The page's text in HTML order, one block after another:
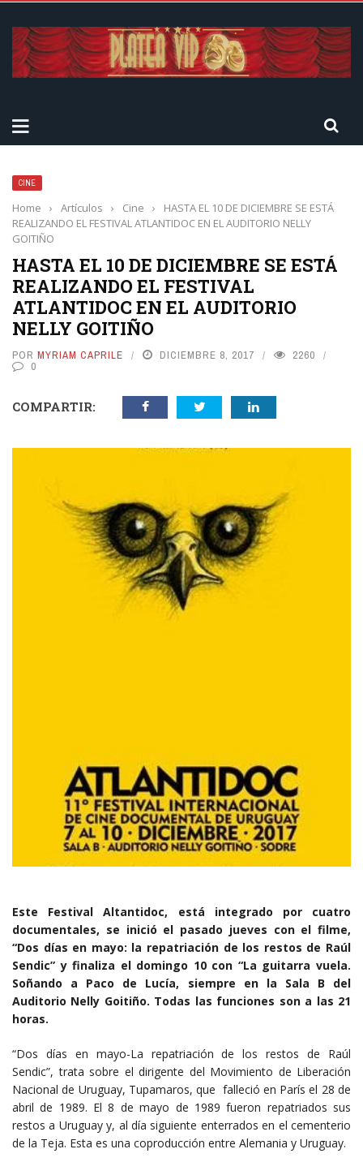
CINE
Home › Artículos › Cine ›
HASTA EL 10 DE DICIEMBRE SE ESTÁ
REALIZANDO EL FESTIVAL ATLANTIDOC EN EL AUDITORIO NELLY
GOITIÑO
HASTA EL 10 DE DICIEMBRE SE ESTÁ
REALIZANDO EL FESTIVAL
ATLANTIDOC EN EL AUDITORIO
NELLY GOITIÑO
POR MYRIAM CAPRILE DICIEMBRE 8, 2017
2260
0
COMPARTIR:
Este Festival Altantidoc, está integrado por cuatro
documentales, se inició el pasado jueves con el filme,
“Dos días en mayo: la repatriación de los restos de Raúl
Sendic” y finaliza el domingo 10 con “La guitarra vuela.
Soñando a Paco de Lucía, siempre en la Sala B del
Auditorio Nelly Goitiño. Todas las funciones son a las 21
horas.
“Dos días en mayo-La repatriación de los restos de Raúl
Sendic”, trata sobre el dirigente del Movimiento de Liberación
Nacional de Uruguay, Tupamaros, que falleció en París el 28 de
abril de 1989. El 8 de mayo de 1989 fueron repatriados sus
restos a Uruguay y, al día siguiente enterrados en el cementerio
de la Teja. Esta es una coproducción entre Alemania y Uruguay.